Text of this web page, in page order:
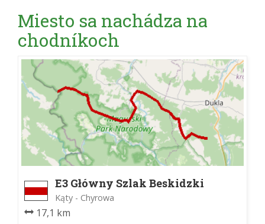
Miesto sa nachádza na
chodníkoch
E3 Główny Szlak Beskidzki
Kąty - Chyrowa
17,1 km